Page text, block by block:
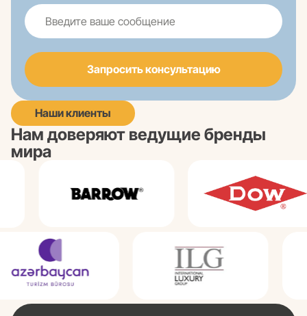
Запросить консультацию
Наши клиенты
Нам доверяют ведущие бренды
мира